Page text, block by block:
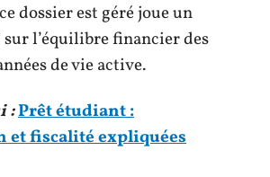
dossier est géré joue un
l’équilibre financier des
de vie active.
:Prêt étudiant :
fiscalité expliquées